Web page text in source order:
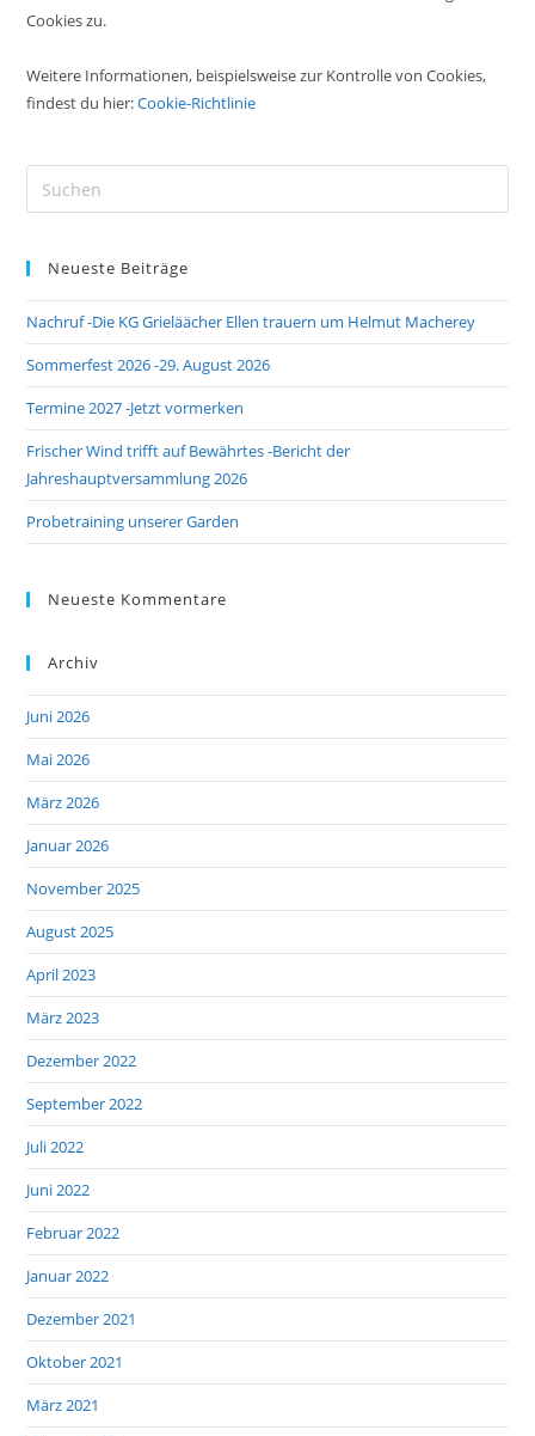
Cookies zu.
Weitere Informationen, beispielsweise zur Kontrolle von Cookies,
findest du hier:Cookie-Richtlinie
Neueste Beiträge
Nachruf -Die KG Grieläächer Ellen trauern um Helmut Macherey
Sommerfest 2026 -29. August 2026
Termine 2027 -Jetzt vormerken
Frischer Wind trifft auf Bewährtes -Bericht der
Jahreshauptversammlung 2026
Probetraining unserer Garden
Neueste Kommentare
Archiv
Juni 2026
Mai 2026
März 2026
Januar 2026
November 2025
August 2025
April 2023
März 2023
Dezember 2022
September 2022
Juli 2022
Juni 2022
Februar 2022
Januar 2022
Dezember 2021
Oktober 2021
März 2021